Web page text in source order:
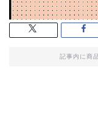
記事内に商